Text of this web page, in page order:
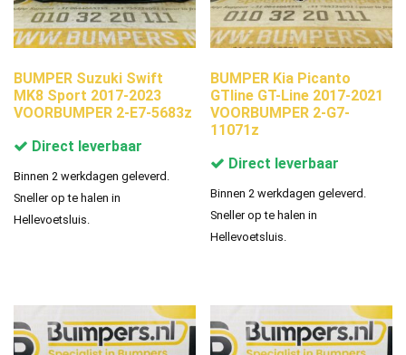
BUMPER Suzuki Swift
MK8 Sport 2017-2023
VOORBUMPER 2-E7-5683z
Direct leverbaar
Binnen 2 werkdagen geleverd.
Sneller op te halen in
Hellevoetsluis.
BUMPER Kia Picanto
GTline GT-Line 2017-2021
VOORBUMPER 2-G7-
11071z
Direct leverbaar
Binnen 2 werkdagen geleverd.
Sneller op te halen in
Hellevoetsluis.